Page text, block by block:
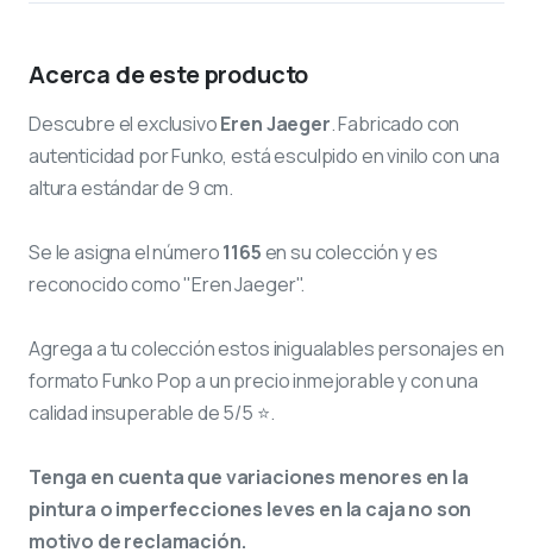
Acerca de este producto
Descubre el exclusivoEren Jaeger. Fabricado con
autenticidad por Funko, está esculpido en vinilo con una
altura estándar de 9 cm.
Se le asigna el número1165en su colección y es
reconocido como "Eren Jaeger".
Agrega a tu colección estos inigualables personajes en
formato Funko Pop a un precio inmejorable y con una
calidad insuperable de 5/5 ⭐.
Tenga en cuenta que variaciones menores en la
pintura o imperfecciones leves en la caja no son
motivo de reclamación.